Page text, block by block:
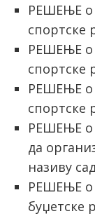
РЕШЕЊЕ о
спортске
РЕШЕЊЕ о
спортске
РЕШЕЊЕ о
спортске
РЕШЕЊЕ о
да
називу
РЕШЕЊЕ о
буџетске